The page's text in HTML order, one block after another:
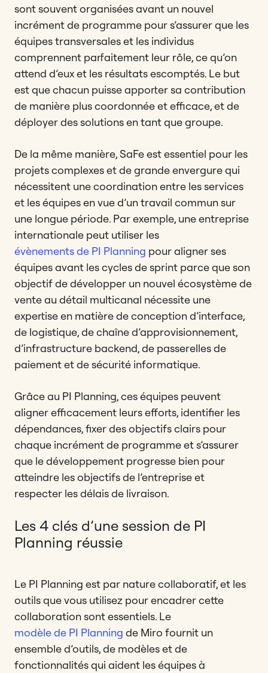
sont souvent organisées avant un nouvel
incrément de programme pour s’assurer que les
équipes transversales et les individus
comprennent parfaitement leur rôle, ce qu’on
attend d’eux et les résultats escomptés. Le but
est que chacun puisse apporter sa contribution
de manière plus coordonnée et efficace, et de
déployer des solutions en tant que groupe.
De la même manière, SaFe est essentiel pour les
projets complexes et de grande envergure qui
nécessitent une coordination entre les services
et les équipes en vue d’un travail commun sur
une longue période. Par exemple, une entreprise
internationale peut utiliser les
évènements de PI Planning pour aligner ses
équipes avant les cycles de sprint parce que son
objectif de développer un nouvel écosystème de
vente au détail multicanal nécessite une
expertise en matière de conception d’interface,
de logistique, de chaîne d’approvisionnement,
d’infrastructure backend, de passerelles de
paiement et de sécurité informatique.
Grâce au PI Planning, ces équipes peuvent
aligner efficacement leurs efforts, identifier les
dépendances, fixer des objectifs clairs pour
chaque incrément de programme et s’assurer
que le développement progresse bien pour
atteindre les objectifs de l’entreprise et
respecter les délais de livraison.
Les 4 clés d’une session de PI
Planning réussie
Le PI Planning est par nature collaboratif, et les
outils que vous utilisez pour encadrer cette
collaboration sont essentiels. Le
modèle de PI Planning de Miro fournit un
ensemble d’outils, de modèles et de
fonctionnalités qui aident les équipes à